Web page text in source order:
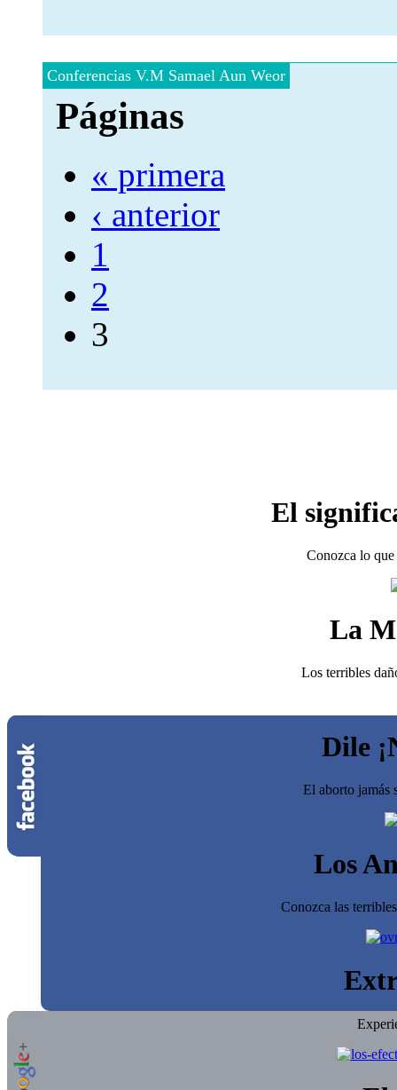
Conferencias V.M Samael Aun Weor
Páginas
« primera
‹ anterior
1
2
3
El
Conozca lo
La
Los terribles
Dile
El aborto jamás
Los
Conozca las